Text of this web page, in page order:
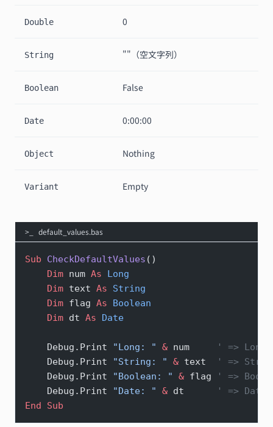
Double 0
String ""（空文字列）
Boolean False
Date 0:00:00
Object Nothing
Variant Empty
default_values.bas
Sub CheckDefaultValues ()
    Dim
num As Long
    Dim
text As String
    Dim
flag As Boolean
    Dim
dt As Date
    Debug.Print
"Long: " & num
' =>
    Debug.Print
"String: " & text
' =>
    Debug.Print
"Boolean: " & flag
' =>
    Debug.Print
"Date: " & dt
' =>
End Sub